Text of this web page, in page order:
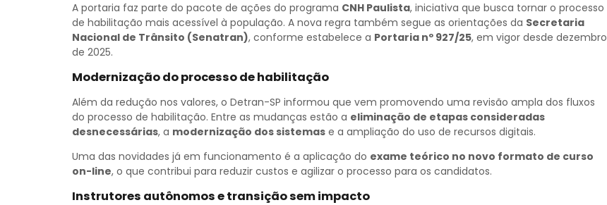
A portaria faz parte do pacote de ações do programa CNH Paulista, iniciativa que busca tornar o processo
de habilitação mais acessível à população. A nova regra também segue as orientações da Secretaria
Nacional de Trânsito (Senatran), conforme estabelece a Portaria nº 927/25, em vigor desde dezembro
de 2025.
Modernização do processo de habilitação
Além da redução nos valores, o Detran-SP informou que vem promovendo uma revisão ampla dos fluxos
do processo de habilitação. Entre as mudanças estão a eliminação de etapas consideradas
desnecessárias, a modernização dos sistemas e a ampliação do uso de recursos digitais.
Uma das novidades já em funcionamento é a aplicação do exame teórico no novo formato de curso
on-line, o que contribui para reduzir custos e agilizar o processo para os candidatos.
Instrutores autônomos e transição sem impacto